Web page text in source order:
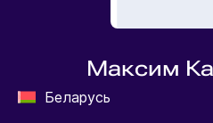
Максим
Беларусь